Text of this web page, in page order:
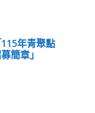
年青聚點
簡章」